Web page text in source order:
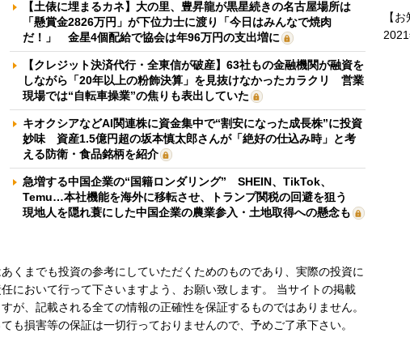
【土俵に埋まるカネ】大の里、豊昇龍が黒星続きの名古屋場所は
「懸賞金2826万円」が下位力士に渡り「今日はみんなで焼肉
だ！」 金星4個配給で協会は年96万円の支出増に
【クレジット決済代行・全東信が破産】63社もの金融機関が融資を
しながら「20年以上の粉飾決算」を見抜けなかったカラクリ 営業
現場では“自転車操業”の焦りも表出していた
キオクシアなどAI関連株に資金集中で“割安になった成長株”に投資
妙味 資産1.5億円超の坂本慎太郎さんが「絶好の仕込み時」と考
える防衛・食品銘柄を紹介
急増する中国企業の“国籍ロンダリング” SHEIN、TikTok、
Temu…本社機能を海外に移転させ、トランプ関税の回避を狙う
現地人を隠れ蓑にした中国企業の農業参入・土地取得への懸念も
くまでも投資の参考にしていただくためのものであり、実際の投資に
において行って下さいますよう、お願い致します。 当サイトの掲載
が、記載される全ての情報の正確性を保証するものではありません。
も損害等の保証は一切行っておりませんので、予めご了承下さい。
【